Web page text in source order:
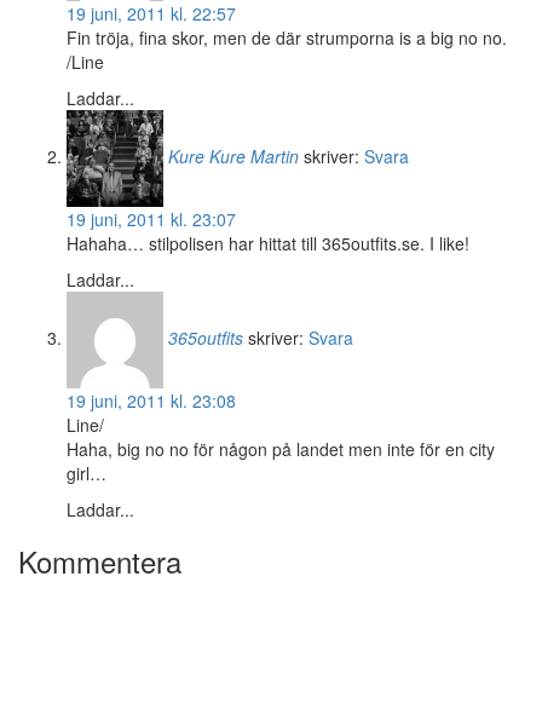
19 juni, 2011 kl. 22:57
Fin tröja, fina skor, men de där strumporna is a big no no.
/Line
Laddar...
Kure Kure Martin skriver: Svara
19 juni, 2011 kl. 23:07
Hahaha… stilpolisen har hittat till 365outfits.se. I like!
Laddar...
365outfits skriver: Svara
19 juni, 2011 kl. 23:08
Line/
Haha, big no no för någon på landet men inte för en city
girl…
Laddar...
Kommentera